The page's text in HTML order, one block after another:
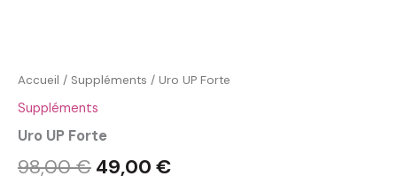
Accueil / Suppléments / Uro UP Forte
Suppléments
Uro UP Forte
98,00€ Le
49,00 €Le